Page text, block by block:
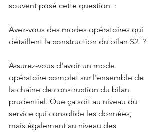
souvent posé cette question  :
Avez-vous des modes opératoires qui
détaillent la construction du bilan S2  ?
Assurez-vous d'avoir un mode
opératoire complet sur l'ensemble de
la chaine de construction du bilan
prudentiel. Que ça soit au niveau du
service qui consolide les données,
mais également au niveau des